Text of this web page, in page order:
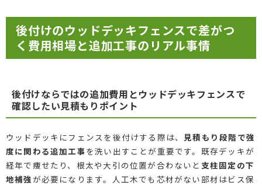
後付けのウッドデッキフェンスで差がつ
く費用相場と追加工事のリアル事情
後付けならではの追加費用とウッドデッキフェンスで
確認したい見積もりポイント
ウッドデッキにフェンスを後付けする際は、 見積もり段階で強
度に関わる追加工事を洗い出すことが重要です。既存デッキが
経年で痩せたり、根太や大引の位置が合わないと 支柱固定の下
地補強 が必要になります。人工木でも芯材がない部材はビス保